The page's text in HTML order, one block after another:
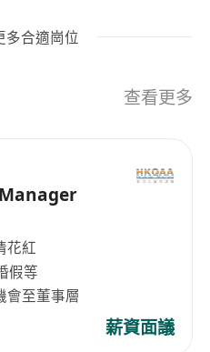
推进）；
资源事务（如强积金、
门资源，推动重点项目
工程建设进度，定期
多合適崗位
查看更多
花紅
假等
會至董事層
薪資面議